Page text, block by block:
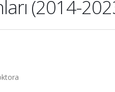
(2014-